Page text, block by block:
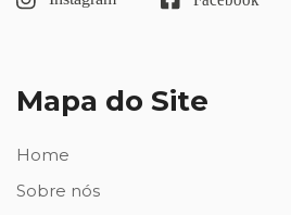
Mapa do Site
Home
Sobre nós